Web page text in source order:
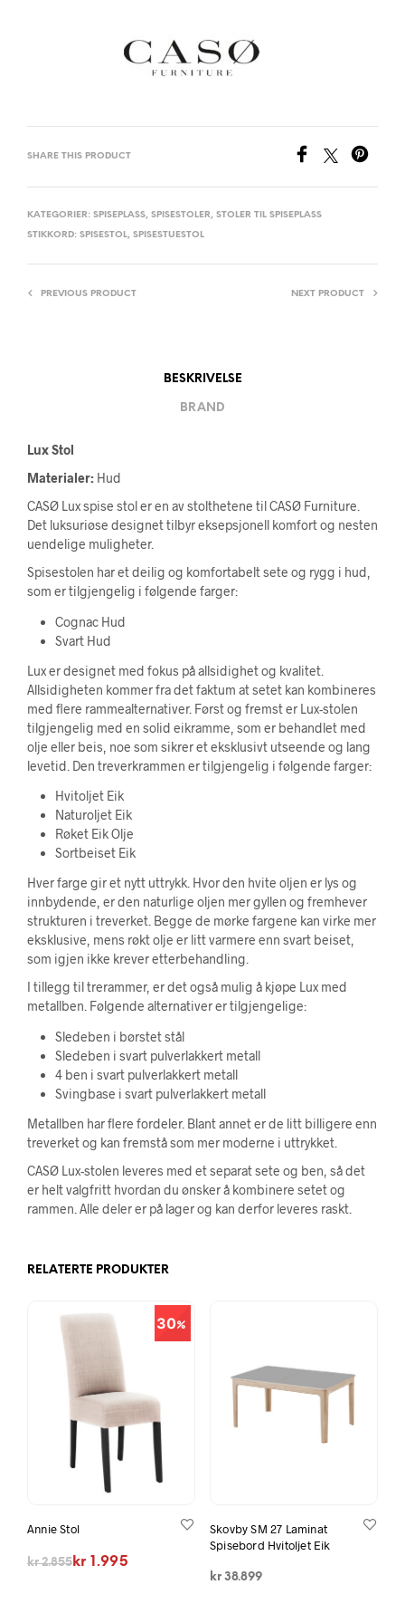
SHARE THIS PRODUCT
KATEGORIER: SPISEPLASS, SPISESTOLER, STOLER TIL SPISEPLASS
STIKKORD: SPISESTOL, SPISESTUESTOL
PREVIOUS PRODUCT NEXT PRODUCT
BESKRIVELSE
BRAND
Lux Stol
Materialer: Hud
CASØ Lux spise stol er en av stolthetene til CASØ Furniture.
Det luksuriøse designet tilbyr eksepsjonell komfort og nesten
uendelige muligheter.
Spisestolen har et deilig og komfortabelt sete og rygg i hud,
som er tilgjengelig i følgende farger:
Cognac Hud
Svart Hud
Lux er designet med fokus på allsidighet og kvalitet.
Allsidigheten kommer fra det faktum at setet kan kombineres
med flere rammealternativer. Først og fremst er Lux-stolen
tilgjengelig med en solid eikramme, som er behandlet med
olje eller beis, noe som sikrer et eksklusivt utseende og lang
levetid. Den treverkrammen er tilgjengelig i følgende farger:
Hvitoljet Eik
Naturoljet Eik
Røket Eik Olje
Sortbeiset Eik
Hver farge gir et nytt uttrykk. Hvor den hvite oljen er lys og
innbydende, er den naturlige oljen mer gyllen og fremhever
strukturen i treverket. Begge de mørke fargene kan virke mer
eksklusive, mens røkt olje er litt varmere enn svart beiset,
som igjen ikke krever etterbehandling.
I tillegg til trerammer, er det også mulig å kjøpe Lux med
metallben. Følgende alternativer er tilgjengelige:
Sledeben i børstet stål
Sledeben i svart pulverlakkert metall
4 ben i svart pulverlakkert metall
Svingbase i svart pulverlakkert metall
Metallben har flere fordeler. Blant annet er de litt billigere enn
treverket og kan fremstå som mer moderne i uttrykket.
CASØ Lux-stolen leveres med et separat sete og ben, så det
er helt valgfritt hvordan du ønsker å kombinere setet og
rammen. Alle deler er på lager og kan derfor leveres raskt.
RELATERTE PRODUKTER
30
Annie Stol
kr2.855
Opprinnelig pris var: kr 2.855.
kr 1.995
Nåværende pris er: kr 1.995.
Skovby SM 27 Laminat
Spisebord Hvitoljet Eik
kr38.899